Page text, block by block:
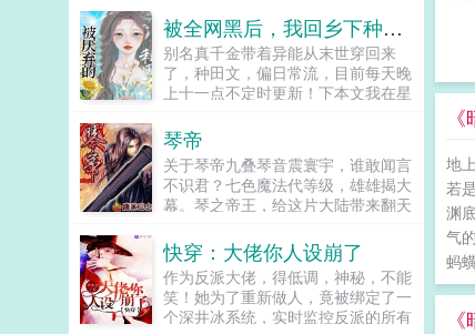
地
若
渊
气
蚂
的废弃乐园，洛水撸起袖子加油干。
积累声望，拓展园区，解锁建筑，
抽...
被全网黑后，我回乡下种田了
别名真千金带着异能从末世穿回来
了，种田文，偏日常流，目前每天晚
上十一点不定时更新！下本文我在星
了，穿到了丧尸遍地的末世。幸运的
是，在末世挣扎生活十年后，她又
穿...
琴帝
关于琴帝九叠琴音震寰宇，谁敢闻言
不识君？七色魔法代等级，雄雄揭大
幕。琴之帝王，给这片大陆带来翻天
琴心的出现，一代琴魔法师，在碧空
海之中悄然诞生。...
快穿：大佬你人设崩了
作为反派大佬，得低调，神秘，不能
笑！她为了重新做人，竟被绑定了一
个深井冰系统，实时监控反派的所有